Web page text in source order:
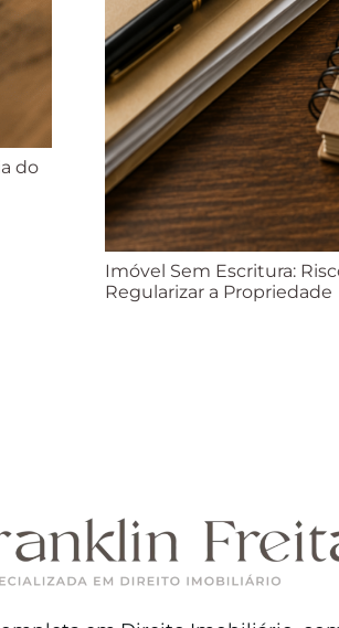
do
Imóvel Sem Escritura:
Regularizar a Propriedade